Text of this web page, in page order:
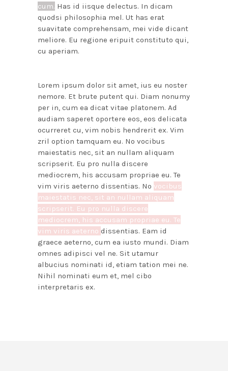
cum. Has id iisque delectus. In dicam
quodsi philosophia mel. Ut has erat
suavitate comprehensam, mei vide dicant
meliore. Eu regione eripuit constituto qui,
cu aperiam.
Lorem ipsum dolor sit amet, ius eu noster
nemore. Et brute putent qui. Diam nonumy
per in, cum ea dicat vitae platonem. Ad
audiam saperet oportere eos, eos delicata
ocurreret cu, vim nobis hendrerit ex. Vim
zril option tamquam eu. No vocibus
maiestatis nec, sit an nullam aliquam
scripserit. Eu pro nulla discere
mediocrem, his accusam propriae eu. Te
vim viris aeterno dissentias. No vocibus
maiestatis nec, sit an nullam aliquam
scripserit. Eu pro nulla discere
mediocrem, his accusam propriae eu. Te
vim viris aeterno dissentias. Eam id
graece aeterno, cum ea iusto mundi. Diam
omnes adipisci vel ne. Sit utamur
albucius nominati id, etiam tation mei ne.
Nihil nominati eum et, mel cibo
interpretaris ex.